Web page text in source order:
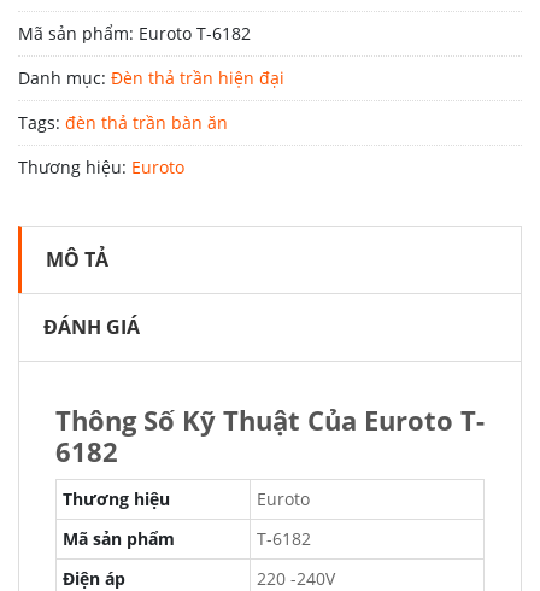
Mã sản phẩm: Euroto T-6182
Danh mục: Đèn thả trần hiện đại
Tags: đèn thả trần bàn ăn
Thương hiệu: Euroto
MÔ TẢ
ĐÁNH GIÁ
Thông Số Kỹ Thuật Của Euroto T-
6182
Thương hiệu
Euroto
Mã sản phẩm
T-6182
Điện áp
220 -240V